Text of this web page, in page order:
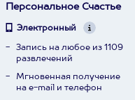
Персональное Счастье
Электронный
Запись на любое из 1109
развлечений
Мгновенная получение
на e-mail и телефон